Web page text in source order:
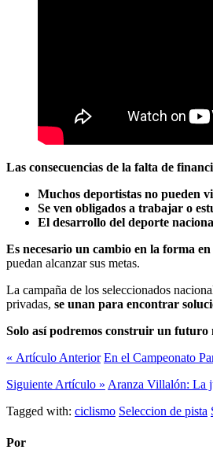
Las consecuencias de la falta de
Muchos deportistas no pueden
Se ven obligados a trabajar o
El desarrollo del deporte
Es necesario un cambio en la forma
puedan alcanzar sus metas.
La campaña de los seleccionados
privadas, se unan para encontrar
Solo así podremos construir un
« Artículo Anterior En el Campeonato
Siguiente Artículo » Aranza Villalón: La
Tagged with: ciclismo Seleccion de pista
Por